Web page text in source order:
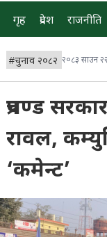
गृह प्रदेश राजनीति
#चुनाव २०८२ २०८३ साउन २२
प्रचण्ड
रावल,
‘कमेन्ट’